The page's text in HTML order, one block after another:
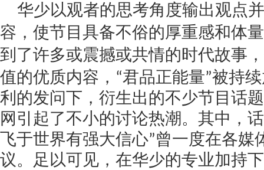
华少以观者的思考角度输出观点
容，使节目具备不俗的厚重感和体
到了许多或震撼或共情的时代故事
值的优质内容， “君品正能量”被持
利的发问下，衍生出的不少节目话
网引起了不小的讨论热潮。其中，
飞于世界有强大信心”曾一度在各
议。足以可见，在华少的专业加持